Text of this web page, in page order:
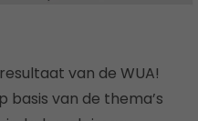
van de WUA!
basis van de thema’s